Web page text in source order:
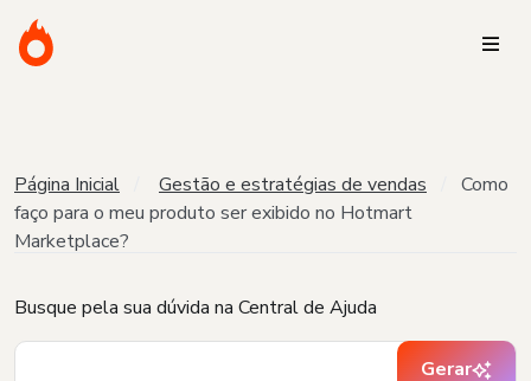
Página Inicial Gestão e estratégias de vendas
Como
faço para o meu produto ser exibido no Hotmart
Marketplace?
Busque pela sua dúvida na Central de Ajuda
Gerar